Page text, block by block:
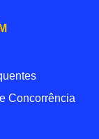
Concorrência